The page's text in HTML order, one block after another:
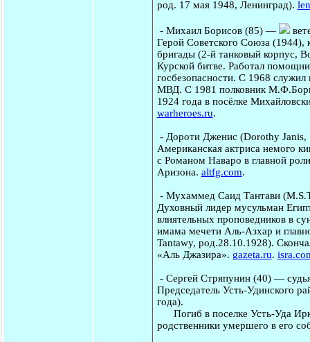
род. 17 мая 1948, Ленинград).
- Михаил Борисов (85) —
Герой Советского Союза (1944),
бригады (2-й танковый корпус,
Курской битве. Работал
госбезопасности. С 1968
МВД. С 1981 полковник
1924 года в посёлке
warheroes.ru.
- Дороти Дженис (Dorothy
Американская актриса немого
с Романом Наваро в главной
Аризона. altfg.com.
- Мухаммед Саид Тантави
Духовный лидер мусульман
влиятельных проповедников в
имама мечети Аль-Азхар и
Tantawy, род.28.10.1928).
«Аль Джазира». gazeta.ru.
- Сергей Стряпунин (40) —
Председатель Усть-Удинского
года).
Погиб в поселке Усть-Уда
родственники умершего в его